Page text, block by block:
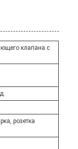
клапана с
розетка